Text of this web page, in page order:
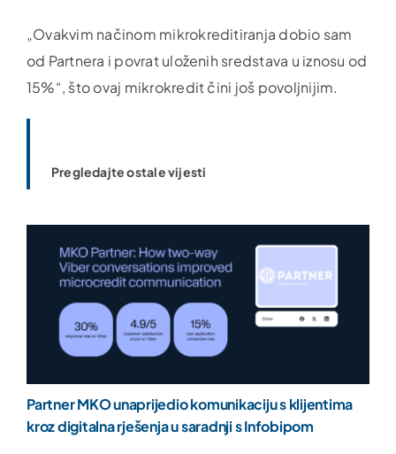
„Ovakvim načinom mikrokreditiranja dobio sam
od Partnera i povrat uloženih sredstava u iznosu od
15%“, što ovaj mikrokredit čini još povoljnijim.
Pregledajte ostale vijesti
Partner MKO unaprijedio komunikaciju s klijentima
kroz digitalna rješenja u saradnji s Infobipom